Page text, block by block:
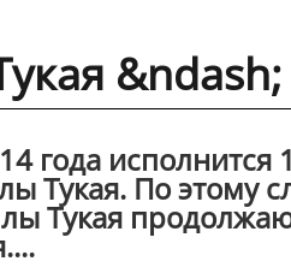
года исполнится
Тукая. По этому
Тукая